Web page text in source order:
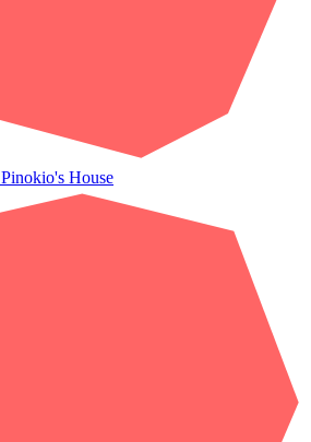
Pinokio's House